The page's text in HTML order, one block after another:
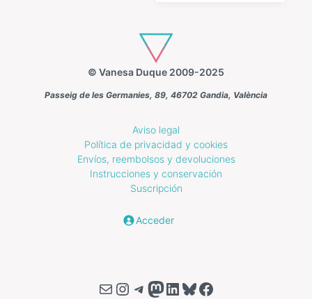
© Vanesa Duque 2009-2025
Passeig de les Germanies, 89, 46702 Gandia, València
Aviso legal
Política de privacidad y cookies
Envíos, reembolsos y devoluciones
Instrucciones y conservación
Suscripción
Acceder
Correo electrónico
Instagram
Telegram
Mastodon
LinkedIn
Bluesky
Facebook